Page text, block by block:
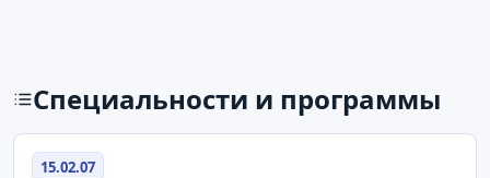
Специальности и программы
15.02.07